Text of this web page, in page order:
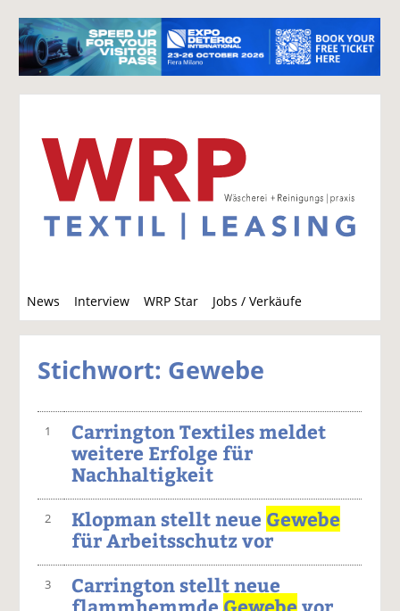
News Interview WRP Star Jobs / Verkäufe
u
c
Stichwort: Gewebe
1
Carrington Textiles meldet
weitere Erfolge für
Nachhaltigkeit
2 Klopman stellt neue Gewebe
für Arbeitsschutz vor
3
Carrington stellt neue
flammhemmde Gewebe vor